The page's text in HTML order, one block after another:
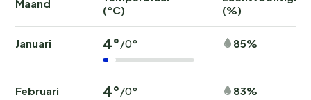
Maand
(°C)
(%)
Januari 4°/0° 85%
Februari 4°/0° 83%